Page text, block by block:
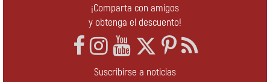
¡Comparta con amigos
y obtenga el descuento!
Suscribirse a noticias